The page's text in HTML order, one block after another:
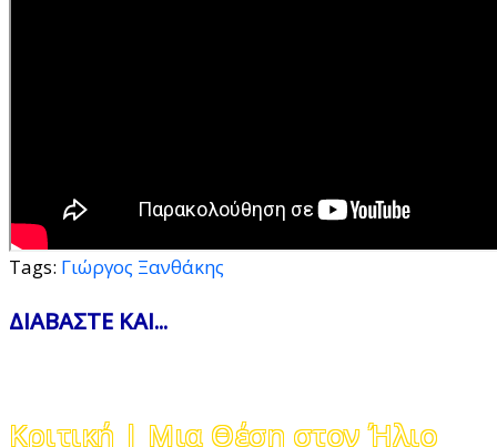
Tags: Γιώργος Ξανθάκης
ΔΙΑΒΑΣΤΕ ΚΑΙ...
Κριτική | Μια Θέση στον Ήλιο